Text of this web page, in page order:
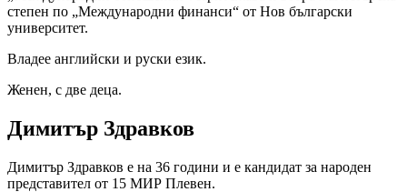
степен по „Международни финанси“ от Нов български
университет.
Владее английски и руски език.
Женен, с две деца.
Димитър Здравков
Димитър Здравков е на 36 години и е кандидат за народен
представител от 15 МИР Плевен.